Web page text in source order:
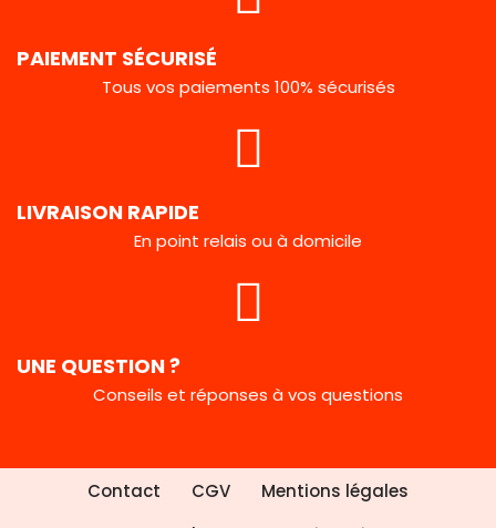
PAIEMENT SÉCURISÉ
Tous vos paiements 100% sécurisés
LIVRAISON RAPIDE
En point relais ou à domicile
UNE QUESTION ?
Conseils et réponses à vos questions
Contact CGV
Mentions légales